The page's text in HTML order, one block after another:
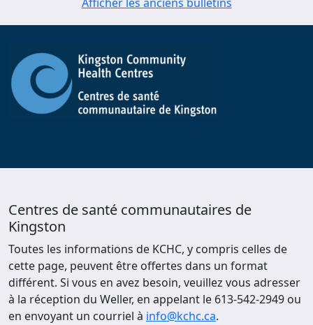
Centres de santé communautaires de
Kingston
Toutes les informations de KCHC, y compris celles de
cette page, peuvent être offertes dans un format
différent. Si vous en avez besoin, veuillez vous adresser
à la réception du Weller, en appelant le 613-542-2949 ou
en envoyant un courriel à info@kchc.ca.